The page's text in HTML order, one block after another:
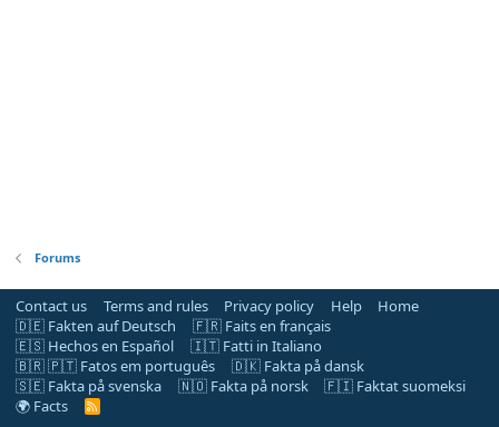
Forums
Contact us Terms and rules Privacy policy Help
Home
🇩🇪 Fakten auf Deutsch
🇫🇷 Faits en français
🇪🇸 Hechos en Español
🇮🇹 Fatti in Italiano
🇧🇷 🇵🇹 Fatos em português
🇩🇰 Fakta på dansk
🇸🇪 Fakta på svenska
🇳🇴 Fakta på norsk
🇫🇮 Faktat suomeksi
🌍 Facts
R